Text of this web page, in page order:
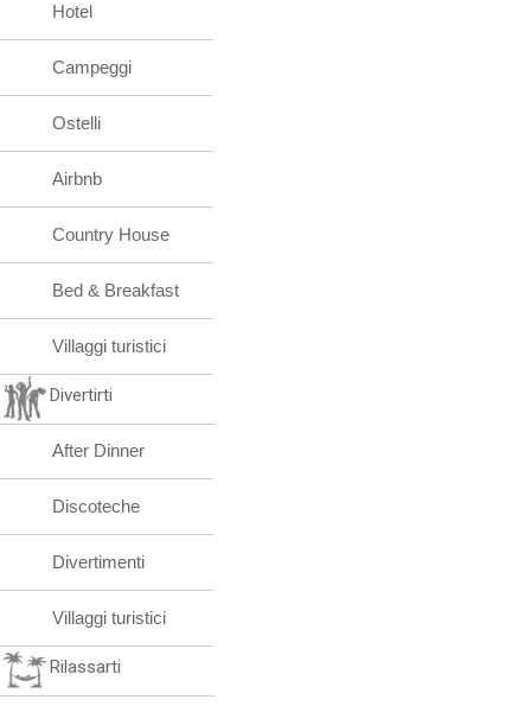
Hotel
Campeggi
Ostelli
Airbnb
Country House
Bed & Breakfast
Villaggi turistici
Divertirti
After Dinner
Discoteche
Divertimenti
Villaggi turistici
Rilassarti